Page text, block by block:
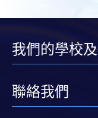
我們的學校
聯絡我們